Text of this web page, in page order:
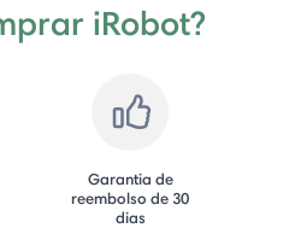
iRobot?
Garantia de
reembolso de 30
dias